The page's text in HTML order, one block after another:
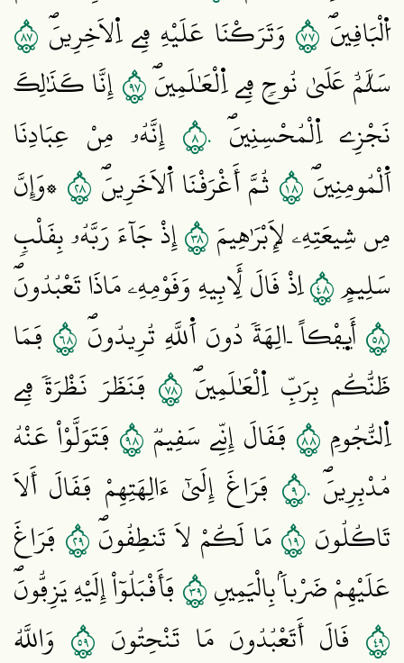
اُ۬لْبَاقِينَۖ٧٧ وَتَرَكْنَا عَلَيْهِ فِے اِ۬لَاخِرِينَۖ ٧٨
سَلَٰمٌ عَلَيٰ نُوحٖ فِے اِ۬لْعَٰلَمِينَۖ٧٩إِنَّا كَذَٰلِكَ
نَجْزِے اِ۬لْمُحْسِنِينَۖ ٨٠ إِنَّهُۥ مِنْ عِبَادِنَا
اَ۬لْمُومِنِينَۖ٨١ ثُمَّ أَغْرَقْنَا اَ۬لَاخَرِينَۖ٨٢ ۞وَإِنَّ
مِن شِيعَتِهِۦ لَإِبْرَٰهِيمَ٨٣إِذْ جَآءَ رَبَّهُۥ بِقَلْبٖ
سَلِيمٍ٨٤اِذْ قَالَ لِأَبِيهِ وَقَوْمِهِۦ مَاذَا تَعْبُدُونَۖ
٨٥أَئِفْكاً اٰلِهَةٗ دُونَ اَ۬للَّهِ تُرِيدُونَۖ ٨٦ فَمَا
ظَنُّكُم بِرَبِّ اِ۬لْعَٰلَمِينَۖ ٨٧ فَنَظَرَ نَظْرَةٗ فِے
اِ۬لنُّجُومِ ٨٨ فَقَالَ إِنِّے سَقِيمٞ٨٩ فَتَوَلَّوْاْ عَنْهُ
مُدْبِرِينَۖ ٩٠ فَرَاغَ إِلَيٰٓ ءَالِهَتِهِمْ فَقَالَ أَلَا
تَاكُلُونَ ٩١مَا لَكُمْ لَا تَنطِقُونَۖ٩٢ فَرَاغَ
عَلَيْهِمْ ضَرْباَۢ بِالْيَمِينِ٩٣فَأَقْبَلُوٓاْ إِلَيْهِ يَزِفُّونَۖ
٩٤ قَالَ أَتَعْبُدُونَ مَا تَنْحِتُونَ ٩٥ وَاللَّهُ